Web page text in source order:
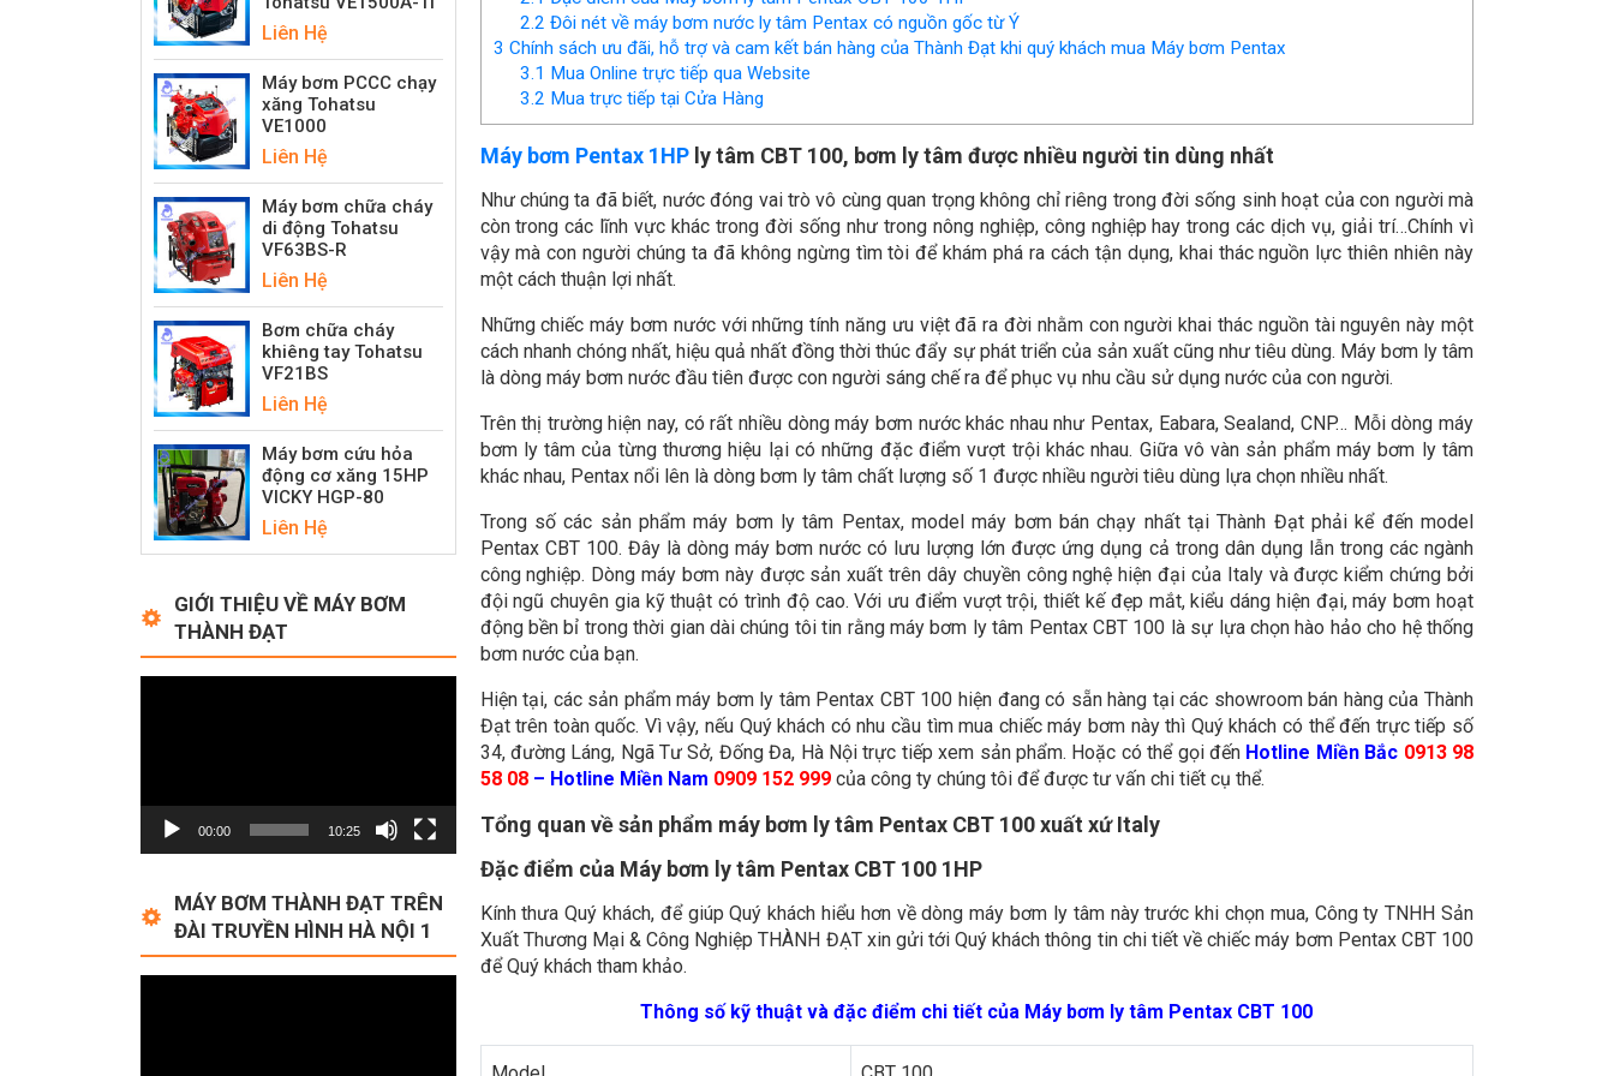
Liên Hệ
Máy bơm PCCC chạy
xăng Tohatsu
VE1000
Liên Hệ
Máy bơm chữa cháy
di động Tohatsu
VF63BS-R
Liên Hệ
Bơm chữa cháy
khiêng tay Tohatsu
VF21BS
Liên Hệ
Máy bơm cứu hỏa
động cơ xăng 15HP
VICKY HGP-80
Liên Hệ
GIỚI THIỆU VỀ MÁY BƠM
THÀNH ĐẠT
00:00 10:25
MÁY BƠM THÀNH ĐẠT TRÊN
ĐÀI TRUYỀN HÌNH HÀ NỘI 1
2.2 Đôi nét về máy bơm nước ly tâm Pentax có nguồn gốc từ Ý
3 Chính sách ưu đãi, hỗ trợ và cam kết bán hàng của Thành Đạt khi quý khách mua Máy bơm Pentax
3.1 Mua Online trực tiếp qua Website
3.2 Mua trực tiếp tại Cửa Hàng
Máy bơm Pentax 1HPly tâm CBT 100, bơm ly tâm được nhiều người tin dùng nhất
Như chúng ta đã biết, nước đóng vai trò vô cùng quan trọng không chỉ riêng trong đời sống sinh hoạt của con người mà
còn trong các lĩnh vực khác trong đời sống như trong nông nghiệp, công nghiệp hay trong các dịch vụ, giải trí…Chính vì
vậy mà con người chúng ta đã không ngừng tìm tòi để khám phá ra cách tận dụng, khai thác nguồn lực thiên nhiên này
một cách thuận lợi nhất.
Những chiếc máy bơm nước với những tính năng ưu việt đã ra đời nhằm con người khai thác nguồn tài nguyên này một
cách nhanh chóng nhất, hiệu quả nhất đồng thời thúc đẩy sự phát triển của sản xuất cũng như tiêu dùng. Máy bơm ly tâm
là dòng máy bơm nước đầu tiên được con người sáng chế ra để phục vụ nhu cầu sử dụng nước của con người.
Trên thị trường hiện nay, có rất nhiều dòng máy bơm nước khác nhau như Pentax, Eabara, Sealand, CNP… Mỗi dòng máy
bơm ly tâm của từng thương hiệu lại có những đặc điểm vượt trội khác nhau. Giữa vô vàn sản phẩm máy bơm ly tâm
khác nhau, Pentax nổi lên là dòng bơm ly tâm chất lượng số 1 được nhiều người tiêu dùng lựa chọn nhiều nhất.
Trong số các sản phẩm máy bơm ly tâm Pentax, model máy bơm bán chạy nhất tại Thành Đạt phải kể đến model
Pentax CBT 100. Đây là dòng máy bơm nước có lưu lượng lớn được ứng dụng cả trong dân dụng lẫn trong các ngành
công nghiệp. Dòng máy bơm này được sản xuất trên dây chuyền công nghệ hiện đại của Italy và được kiểm chứng bởi
đội ngũ chuyên gia kỹ thuật có trình độ cao. Với ưu điểm vượt trội, thiết kế đẹp mắt, kiểu dáng hiện đại, máy bơm hoạt
động bền bỉ trong thời gian dài chúng tôi tin rằng máy bơm ly tâm Pentax CBT 100 là sự lựa chọn hào hảo cho hệ thống
bơm nước của bạn.
Hiện tại, các sản phẩm máy bơm ly tâm Pentax CBT 100 hiện đang có sẵn hàng tại các showroom bán hàng của Thành
Đạt trên toàn quốc. Vì vậy, nếu Quý khách có nhu cầu tìm mua chiếc máy bơm này thì Quý khách có thể đến trực tiếp số
34, đường Láng, Ngã Tư Sở, Đống Đa, Hà Nội trực tiếp xem sản phẩm. Hoặc có thể gọi đến Hotline Miền Bắc 0913 98
58 08– Hotline Miền Nam 0909 152 999của công ty chúng tôi để được tư vấn chi tiết cụ thể.
Tổng quan về sản phẩm máy bơm ly tâm Pentax CBT 100 xuất xứ Italy
Đặc điểm của Máy bơm ly tâm Pentax CBT 100 1HP
Kính thưa Quý khách, để giúp Quý khách hiểu hơn về dòng máy bơm ly tâm này trước khi chọn mua, Công ty TNHH Sản
Xuất Thương Mại & Công Nghiệp THÀNH ĐẠT xin gửi tới Quý khách thông tin chi tiết về chiếc máy bơm Pentax CBT 100
để Quý khách tham khảo.
Thông số kỹ thuật và đặc điểm chi tiết của Máy bơm ly tâm Pentax CBT 100